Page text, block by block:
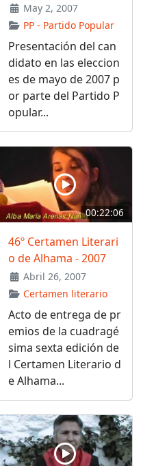
May 2, 2007
PP - Partido Popular
Presentación del can
didato en las eleccion
es de mayo de 2007 p
or parte del Partido P
opular...
00:22:06
46º Certamen Literari
o de Alhama - 2007
Abril 26, 2007
Certamen literario
Acto de entrega de pr
emios de la cuadragé
sima sexta edición de
l Certamen Literario d
e Alhama...